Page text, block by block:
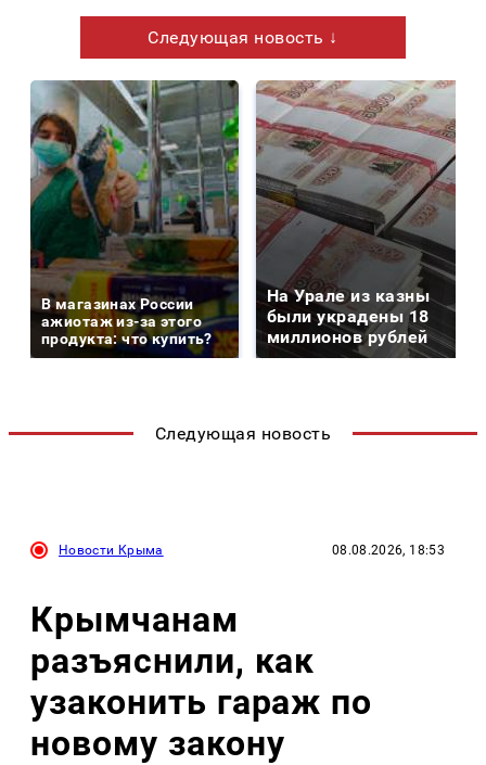
Следующая новость ↓
В магазинах России
ажиотаж из-за этого
продукта: что купить?
На Урале из казны
были украдены 18
миллионов рублей
Следующая новость
Новости Крыма 08.08.2026, 18:53
Крымчанам
разъяснили, как
узаконить гараж по
новому закону